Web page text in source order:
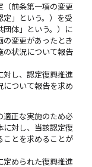
（前条第一項の変更
」という。）を受
団体」という。）に
変更があったとき
の状況について報告
対し、認定復興推進
について報告を求め
適正な実施のため必
に対し、当該認定復
ことを求めることが
定められた復興推進